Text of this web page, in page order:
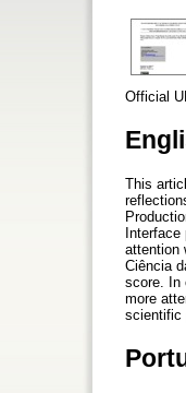
Official
This
attention
Ciência
score. In
more
scientific